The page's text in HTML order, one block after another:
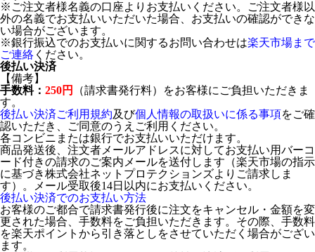
※ご注文者様名義の口座よりお支払いください。ご注文者様以
外の名義でお支払いいただいた場合、お支払いの確認ができな
い場合がございます。
※銀行振込でのお支払いに関するお問い合わせは楽天市場まで
ご連絡 ください。
後払い決済
【備考】
手数料： 250円
（請求書発行料）をお客様にご負担いただきま
す。
後払い決済ご利用規約及び個人情報の取扱いに係る事項をご確
認いただき、ご同意のうえご利用ください。
各コンビニまたは銀行でお支払いいただけます。
商品発送後、注文者メールアドレスに対してお支払い用バーコ
ード付きの請求のご案内メールを送付します（楽天市場の指示
に基づき株式会社ネットプロテクションズよりご請求しま
す）。メール受取後14日以内にお支払いください。
後払い決済でのお支払い方法
お客様のご都合で請求書発行後に注文をキャンセル・金額を変
更された場合、手数料をご負担いただきます。その際、手数料
を楽天ポイントから引き落としをさせていただく場合がござい
ます。